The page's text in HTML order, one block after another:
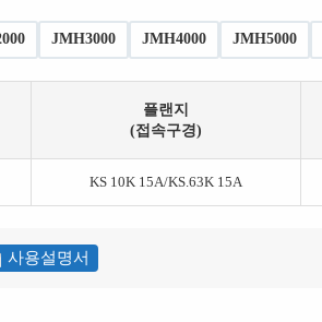
JMH3000 JMH4000 JMH5000
플랜지
(접속구경)
KS 10K 15A/KS.63K 15A
사용설명서